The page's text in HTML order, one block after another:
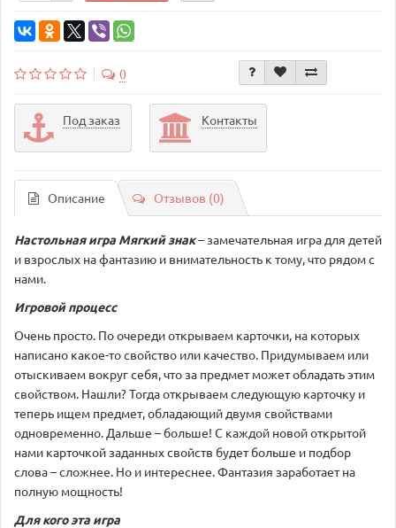
0
Под заказ Контакты
Описание Отзывов (0)
Настольная игра Мягкий знак– замечательная игра для детей
и взрослых на фантазию и внимательность к тому, что рядом с
нами.
Игровой процесс
Очень просто. По очереди открываем карточки, на которых
написано какое-то свойство или качество. Придумываем или
отыскиваем вокруг себя, что за предмет может обладать этим
свойством. Нашли? Тогда открываем следующую карточку и
теперь ищем предмет, обладающий двумя свойствами
одновременно. Дальше – больше! С каждой новой открытой
нами карточкой заданных свойств будет больше и подбор
слова – сложнее. Но и интереснее. Фантазия заработает на
полную мощность!
Для кого эта игра